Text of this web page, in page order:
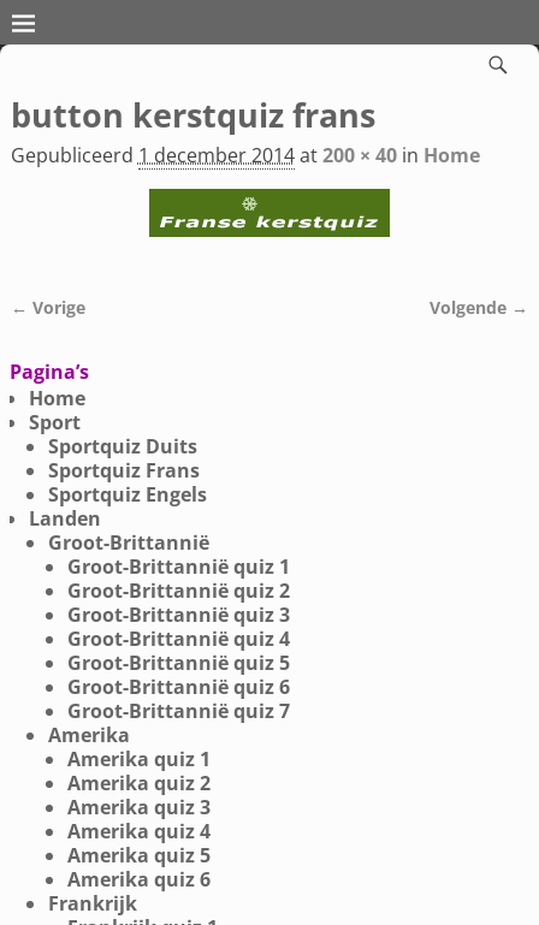
button kerstquiz frans
Gepubliceerd 1 december 2014at200 × 40in Home
Afbeeldingsnavigatie
← Vorige Volgende →
Pagina’s
Home
Sport
Sportquiz Duits
Sportquiz Frans
Sportquiz Engels
Landen
Groot-Brittannië
Groot-Brittannië quiz 1
Groot-Brittannië quiz 2
Groot-Brittannië quiz 3
Groot-Brittannië quiz 4
Groot-Brittannië quiz 5
Groot-Brittannië quiz 6
Groot-Brittannië quiz 7
Amerika
Amerika quiz 1
Amerika quiz 2
Amerika quiz 3
Amerika quiz 4
Amerika quiz 5
Amerika quiz 6
Frankrijk